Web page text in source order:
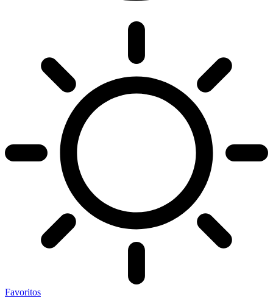
Favoritos